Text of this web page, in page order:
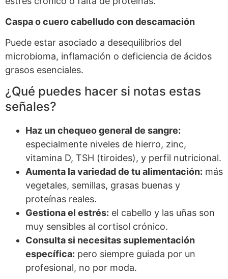
Caspa o cuero cabelludo con descamación
Puede estar asociado a desequilibrios del
microbioma, inflamación o deficiencia de ácidos
grasos esenciales.
¿Qué puedes hacer si notas estas
señales?
Haz un chequeo general de sangre:
especialmente niveles de hierro, zinc,
vitamina D, TSH (tiroides), y perfil nutricional.
Aumenta la variedad de tu alimentación: más
vegetales, semillas, grasas buenas y
proteínas reales.
Gestiona el estrés: el cabello y las uñas son
muy sensibles al cortisol crónico.
Consulta si necesitas suplementación
específica: pero siempre guiada por un
profesional, no por moda.